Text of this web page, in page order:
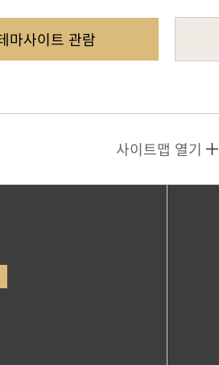
마사이트 관람
사이트맵 열기